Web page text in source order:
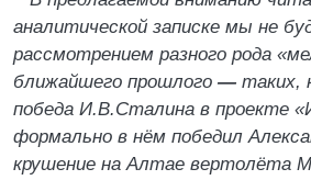
аналитической записке мы не
рассмотрением разного рода
ближайшего прошлого ― таких,
победа И.В.Сталина в проекте
формально в нём победил
крушение на Алтае вертолёта